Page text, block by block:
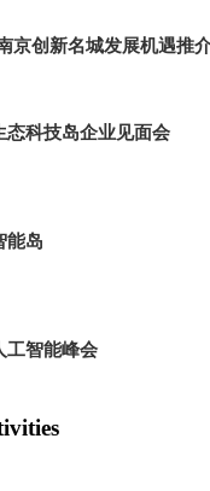
京创新名城发展机遇推
态科技岛企业见面会
能岛
工智能峰会